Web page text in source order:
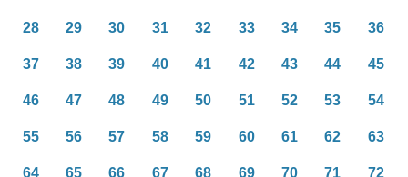
28 29 30 31 32 33 34 35 36
37 38 39 40 41 42 43 44 45
46 47 48 49 50 51 52 53 54
55 56 57 58 59 60 61 62 63
64 65 66 67 68 69 70 71 72